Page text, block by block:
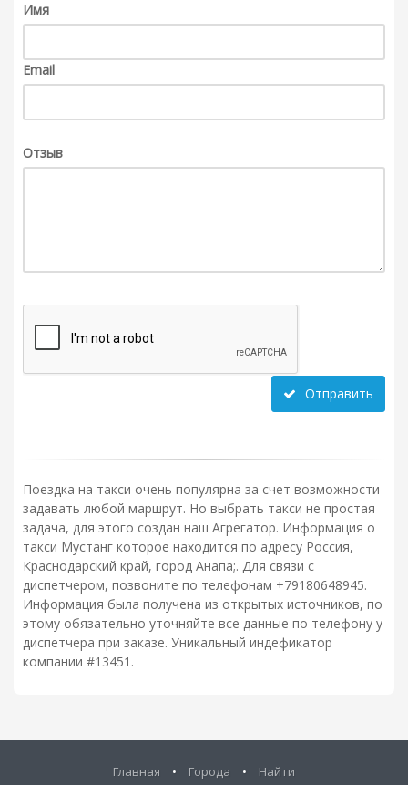
Имя
Email
Отзыв
Отправить
Поездка на такси очень популярна за счет возможности
задавать любой маршрут. Но выбрать такси не простая
задача, для этого создан наш Агрегатор. Информация о
такси Мустанг которое находится по адресу Россия,
Краснодарский край, город Анапа;. Для связи с
диспетчером, позвоните по телефонам +79180648945.
Информация была получена из открытых источников, по
этому обязательно уточняйте все данные по телефону у
диспетчера при заказе. Уникальный индефикатор
компании #13451.
Главная • Города • Найти